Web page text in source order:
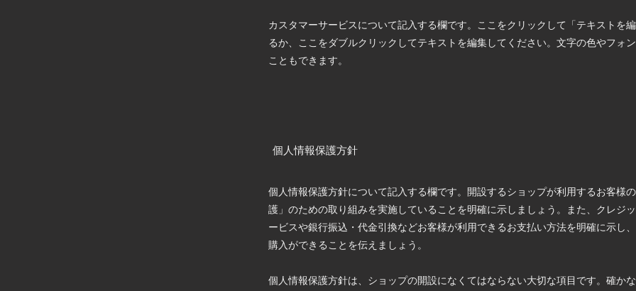
カスタマーサービスについて記入する欄です。ここをクリックして「テキストを
るか、ここをダブルクリックしてテキストを編集してください。文字の色やフォ
こともできます。
個人情報保護方針
個人情報保護方針について記入する欄です。開設するショップが利用するお客様
護」のための取り組みを実施していることを明確に示しましょう。また、クレジ
ービスや銀行振込・代金引換などお客様が利用できるお支払い方法を明確に示し
購入ができることを伝えましょう。
個人情報保護方針は、ショップの開設になくてはならない大切な項目です。確か